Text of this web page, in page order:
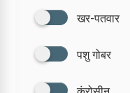
खर-पतवार
पशु गोबर